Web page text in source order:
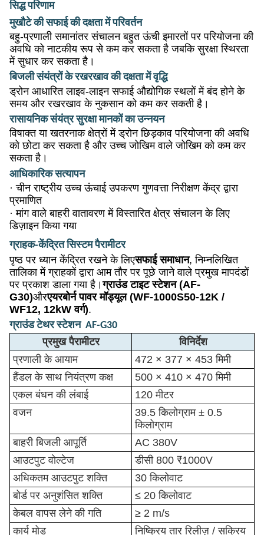
सिद्ध परिणाम
मुखौटे की सफाई की दक्षता में परिवर्तन
बहु-प्रणाली समानांतर संचालन बहुत ऊंची इमारतों पर परियोजना की
अवधि को नाटकीय रूप से कम कर सकता है जबकि सुरक्षा स्थिरता
में सुधार कर सकता है।
बिजली संयंत्रों के रखरखाव की दक्षता में वृद्धि
ड्रोन आधारित लाइव-लाइन सफाई औद्योगिक स्थलों में बंद होने के
समय और रखरखाव के नुकसान को कम कर सकती है।
रासायनिक संयंत्र सुरक्षा मानकों का उन्नयन
विषाक्त या खतरनाक क्षेत्रों में ड्रोन छिड़काव परियोजना की अवधि
को छोटा कर सकता है और उच्च जोखिम वाले जोखिम को कम कर
सकता है।
आधिकारिक सत्यापन
· चीन राष्ट्रीय उच्च ऊंचाई उपकरण गुणवत्ता निरीक्षण केंद्र द्वारा
प्रमाणित
· मांग वाले बाहरी वातावरण में विस्तारित क्षेत्र संचालन के लिए
डिज़ाइन किया गया
ग्राहक-केंद्रित सिस्टम पैरामीटर
पृष्ठ पर ध्यान केंद्रित रखने के लिएसफाई समाधान, निम्नलिखित
तालिका में ग्राहकों द्वारा आम तौर पर पूछे जाने वाले प्रमुख मापदंडों
पर प्रकाश डाला गया है।ग्राउंड टाइट स्टेशन (AF-
G30)औरएयरबोर्न पावर मॉड्यूल (WF-1000S50-12K /
WF12, 12kW वर्ग).
ग्राउंड टेथर स्टेशन ️ AF-G30
प्रमुख पैरामीटर
विनिर्देश
प्रणाली के आयाम
472 × 377 × 453 मिमी
हैंडल के साथ नियंत्रण कक्ष
500 × 410 × 470 मिमी
एकल बंधन की लंबाई
120 मीटर
वजन
39.5 किलोग्राम ± 0.5
किलोग्राम
बाहरी बिजली आपूर्ति
AC 380V
आउटपुट वोल्टेज
डीसी 800 ₹1000V
अधिकतम आउटपुट शक्ति
30 किलोवाट
बोर्ड पर अनुशंसित शक्ति
≤ 20 किलोवाट
केबल वापस लेने की गति
≥ 2 m/s
कार्य मोड
निष्क्रिय तार रिलीज़ / सक्रिय